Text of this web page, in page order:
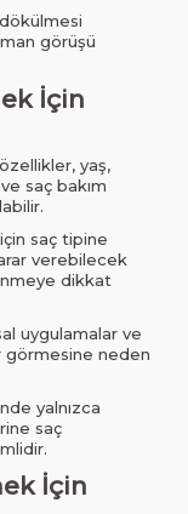
görüşü
İçin
yaş,
saç bakım
saç tipine
verebilecek
dikkat
uygulamalar ve
görmesine neden
yalnızca
saç
İçin